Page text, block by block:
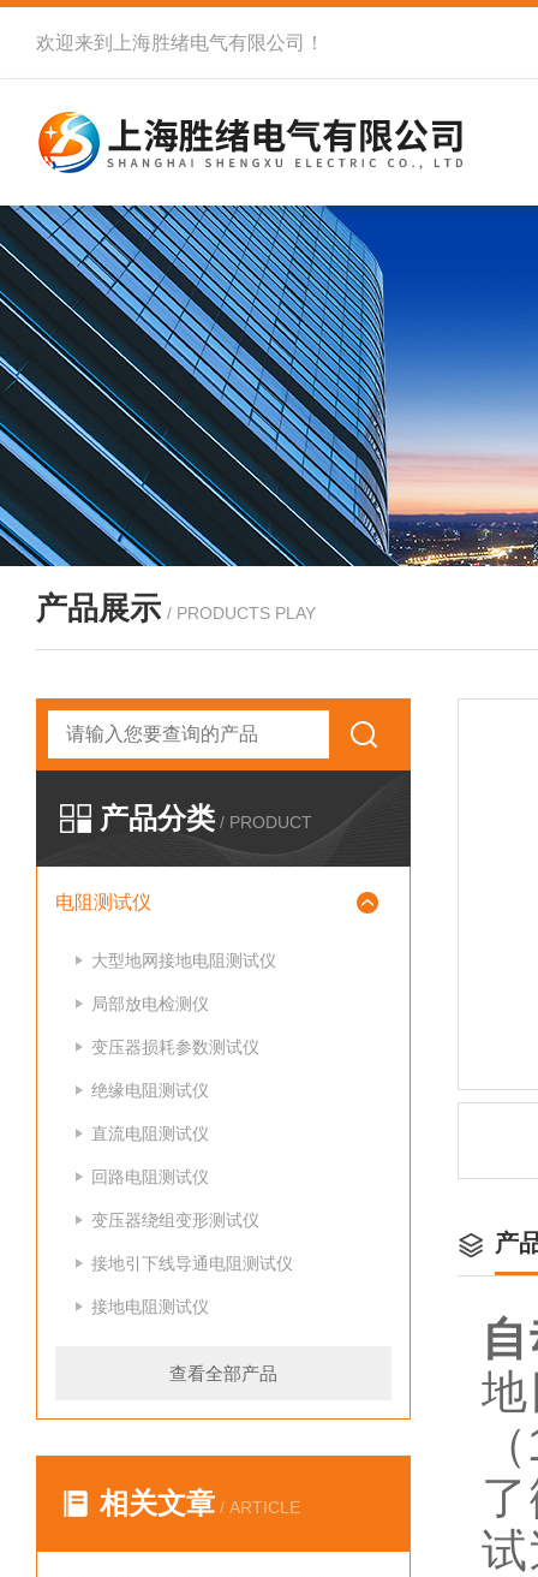
欢迎来到 上海胜绪电气有限公司 ！
产品展示 / PRODUCTS PLAY
产品分类 / PRODUCT
电阻测试仪
大型地网接地电阻测试仪
局部放电检测仪
变压器损耗参数测试仪
绝缘电阻测试仪
直流电阻测试仪
回路电阻测试仪
变压器绕组变形测试仪
接地引下线导通电阻测试仪
接地电阻测试仪
查看全部产品
相关文章 / ARTICLE
产